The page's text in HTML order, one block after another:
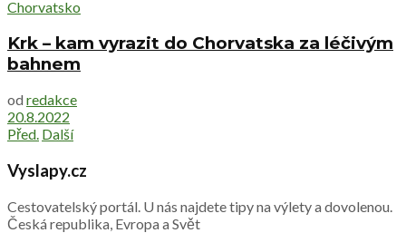
Chorvatsko
Krk – kam vyrazit do Chorvatska za léčivým
bahnem
od redakce
20.8.2022
Před. Další
Vyslapy.cz
Cestovatelský portál. U nás najdete tipy na výlety a dovolenou.
Česká republika, Evropa a Svět